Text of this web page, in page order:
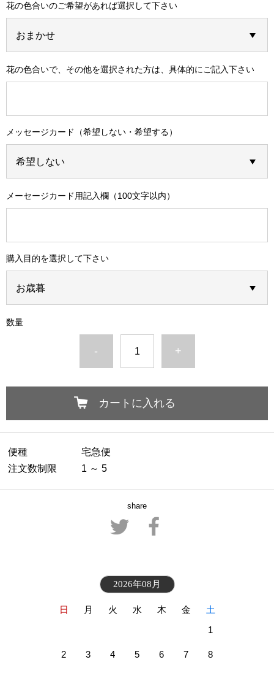
花の色合いのご希望があれば選択して下さい
花の色合いで、その他を選択された方は、具体的にご記入下さい
メッセージカード（希望しない・希望する）
メーセージカード用記入欄（100文字以内）
購入目的を選択して下さい
数量
- +
カートに入れる
便種
宅急便
注文数制限
1 ～ 5
share
2026年08月
日 月 火 水 木 金
土
1
2 3 4 5 6 7 8